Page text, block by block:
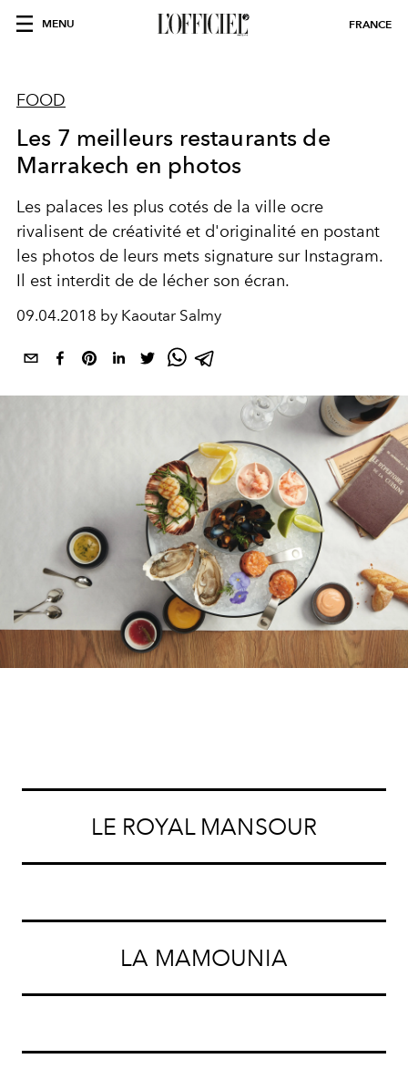
MENU FRANCE
FOOD
Les 7 meilleurs restaurants de
Marrakech en photos
Les palaces les plus cotés de la ville ocre
rivalisent de créativité et d'originalité en postant
les photos de leurs mets signature sur Instagram.
Il est interdit de de lécher son écran.
09.04.2018 by Kaoutar Salmy
LE ROYAL MANSOUR
LA MAMOUNIA